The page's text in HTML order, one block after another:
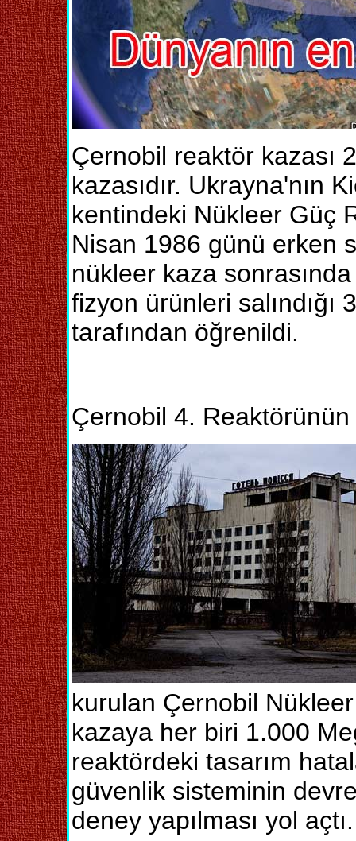
Çernobil reaktör kazası
kazasıdır. Ukrayna'nın
kentindeki Nükleer Güç
Nisan 1986 günü erken
nükleer kaza
fizyon ürünleri
tarafından öğrenildi.
Çernobil 4.
kurulan Çernobil
kazaya her biri 1.000
reaktördeki tasarım
güvenlik sisteminin devre
deney yapılması yol açtı.